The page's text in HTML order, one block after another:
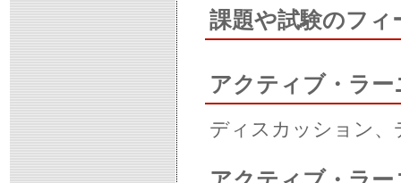
課題や試験のフィ
アクティブ・ラ
ディスカッション